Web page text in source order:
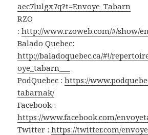
aec7lulgx7q?t=Envoye_Tabarn
RZO
:http://www.rzoweb.com/#/show/
Balado Quebec:
http://baladoquebec.ca/#!/
oye_tabarn___
PodQuebec :https://
tabarnak/
Facebook :
https://www.facebook.com/
Twitter :https://twitter.com/